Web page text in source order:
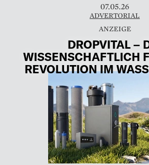
07.05.26
ADVERTORIAL
DROPVITAL –
WISSENSCHAFTLICH
REVOLUTION IM